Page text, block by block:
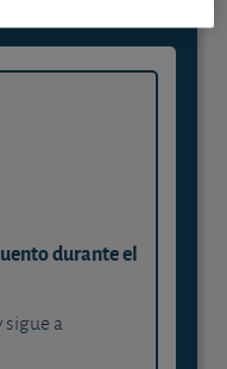
durante el
sigue a